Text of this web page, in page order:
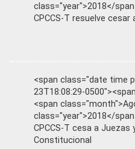
class="year">2018</
CPCCS-T resuelve cesar
<span class="date time
23T18:08:29-
<span
class="year">2018</
CPCCS-T cesa a Juezas
Constitucional